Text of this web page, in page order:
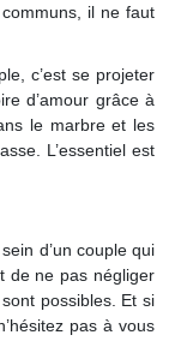
il ne faut
c’est se projeter
d’amour grâce à
le marbre et les
L’essentiel est
d’un couple qui
de ne pas négliger
possibles. Et si
pas à vous